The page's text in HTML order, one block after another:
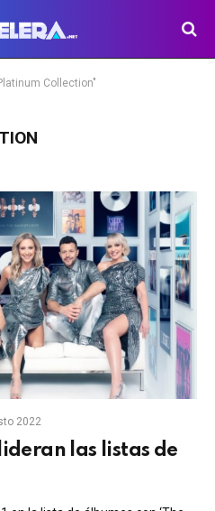
Collection"
2022
las listas de